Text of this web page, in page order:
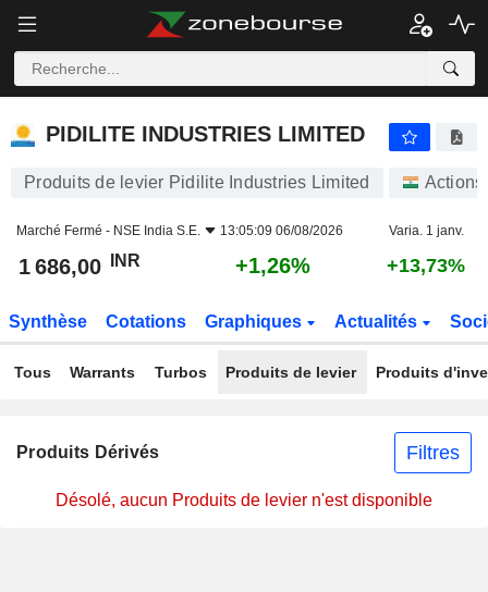
PIDILITE INDUSTRIES LIMITED
Produits de levier Pidilite Industries Limited Actions
Marché Fermé - NSE India S.E. 13:05:09 06/08/2026 Varia. 1 janv.
1 686,00 INR +1,26% +13,73%
Synthèse Cotations Graphiques Actualités
Tous Warrants Turbos Produits de levier Produits
Produits Dérivés Filtres
Désolé, aucun Produits de levier n'est disponible